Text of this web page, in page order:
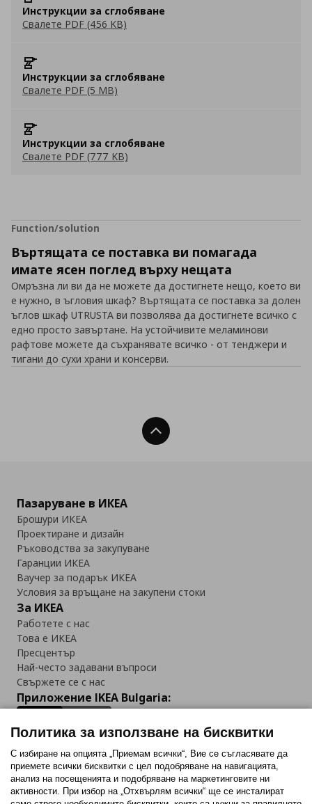
Инструкции за сглобяване
Свалете PDF (456 KB)
Инструкции за сглобяване
Свалете PDF (5 MB)
Инструкции за сглобяване
Свалете PDF (777 KB)
Function/solution
Въртящата се поставка ви помагада
имате ясен поглед върху нещата
Омръзна ли ви да не можете да достигнете нещо, което ви
е нужно, в ъгловия шкаф? Въртящата се поставка за долен
ъглов шкаф UTRUSTA ви позволява да достигнете всичко с
едно просто завъртане. На устойчивите меламинови
рафтове можете да съхранявате всичко - от тенджери и
тигани до сухи храни и консерви.
Нагоре
Пазаруване в ИКЕА
Брошури ИКЕА
Проектиране и дизайн
Ръководства за закупуване
Гаранции ИКЕА
Ваучер за подарък ИКЕА
Условия за връщане на закупени стоки
За ИКЕА
Работете с нас
Това е ИКЕА
Пресцентър
Най-често задавани въпроси
Свържете се с нас
Приложение IKEA Bulgaria:
Последвайте ни:
FacebookTwitterYoutubePinterestInstagram
Политика за използване на бисквитки
С избиране на опцията „Приемам всички“, Вие се съгласявате да
приемете всички бисквитки с цел подобряване на навигацията,
анализ на посещенията и подобряване на маркетинговите ни
активности. При избор на „Отхвърлям всички“ ще се инсталират